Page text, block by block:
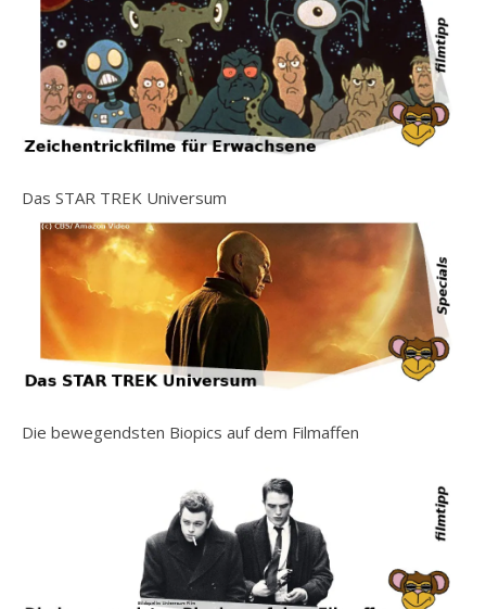
Das STAR TREK Universum
Die bewegendsten Biopics auf dem Filmaffen